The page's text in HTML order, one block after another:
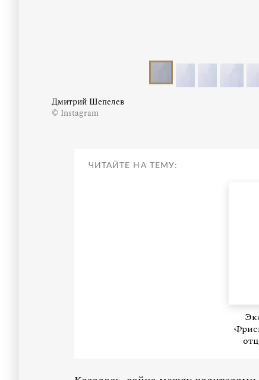
Дмитрий Шепелев
© Instagram
ЧИТАЙТЕ НА ТЕМУ: